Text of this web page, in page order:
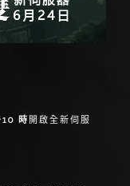
10 時 開啟全新伺服